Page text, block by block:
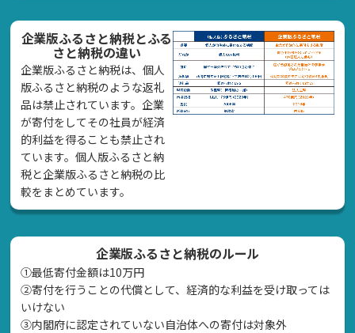
企業版ふるさと納税とふる
さと納税の違い
企業版ふるさと納税は、個人
版ふるさと納税のような返礼
品は禁止されています。企業
が寄付をしてその社員が経済
的利益を得ることも禁止され
ています。個人版ふるさと納
税と企業版ふるさと納税の比
較をまとめています。
企業版ふるさと納税のルール
①最低寄付金額は10万円
②寄付を行うことの代償として、経済的な利益を受け取っては
いけない
➂内閣府に認定されていない自治体への寄付は対象外